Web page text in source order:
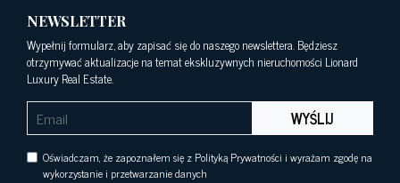
NEWSLETTER
Wypełnij formularz, aby zapisać się do naszego newslettera. Będziesz
otrzymywać aktualizacje na temat ekskluzywnych nieruchomości Lionard
Luxury Real Estate.
WYŚLIJ
Oświadczam, że zapoznałem się z Polityką Prywatności i wyrażam zgodę na
wykorzystanie i przetwarzanie danych